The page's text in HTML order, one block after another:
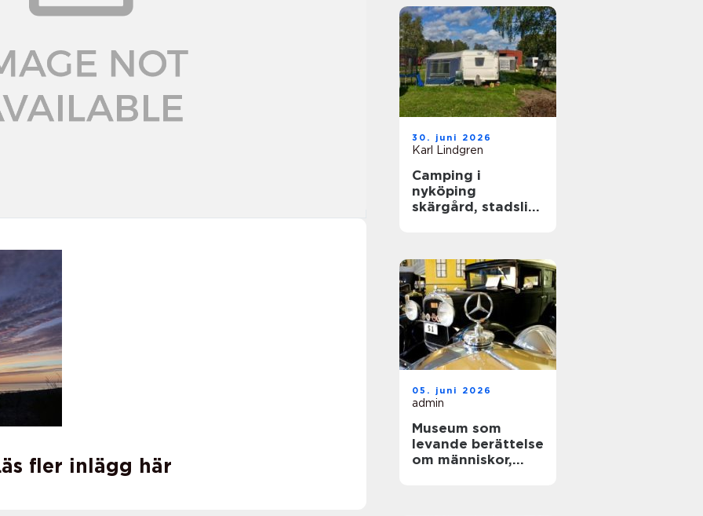
fler inlägg här
30. juni 2026
Karl Lindgren
Camping i
nyköping
skärgård, stadsliv
05. juni 2026
admin
Museum som
levande berättelse
om människor,